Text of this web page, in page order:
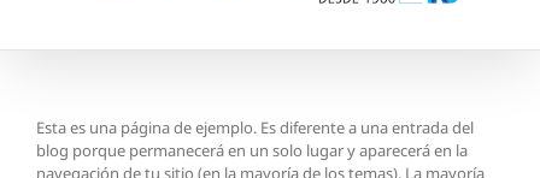
Esta es una página de ejemplo. Es diferente a una entrada del
blog porque permanecerá en un solo lugar y aparecerá en la
navegación de tu sitio (en la mayoría de los temas). La mayoría